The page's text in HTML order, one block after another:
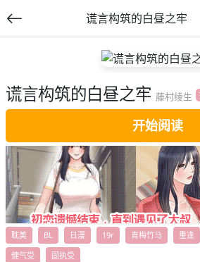
谎言构筑的白昼之牢
谎言构筑的白昼之牢 藤村绫生
开始阅读
耽美 BL 日漫 19r 青梅竹马 重逢
健气受
固执受